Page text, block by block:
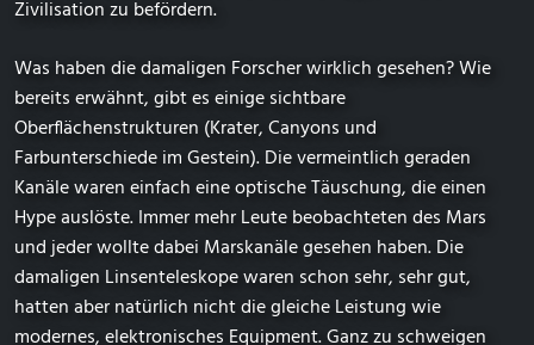
Zivilisation zu befördern.
Was haben die damaligen Forscher wirklich gesehen? Wie
bereits erwähnt, gibt es einige sichtbare
Oberflächenstrukturen (Krater, Canyons und
Farbunterschiede im Gestein). Die vermeintlich geraden
Kanäle waren einfach eine optische Täuschung, die einen
Hype auslöste. Immer mehr Leute beobachteten des Mars
und jeder wollte dabei Marskanäle gesehen haben. Die
damaligen Linsenteleskope waren schon sehr, sehr gut,
hatten aber natürlich nicht die gleiche Leistung wie
modernes, elektronisches Equipment. Ganz zu schweigen